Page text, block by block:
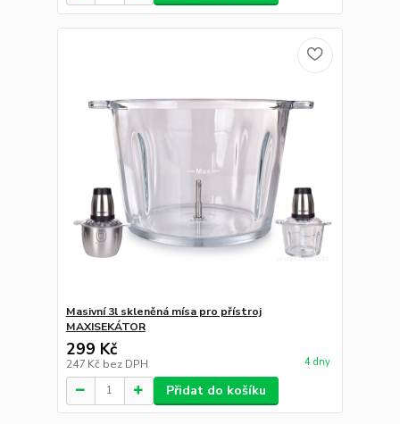
Masivní 3l skleněná mísa pro přístroj
MAXISEKÁTOR
299 Kč
247 Kč bez DPH 4 dny
Přidat do košíku